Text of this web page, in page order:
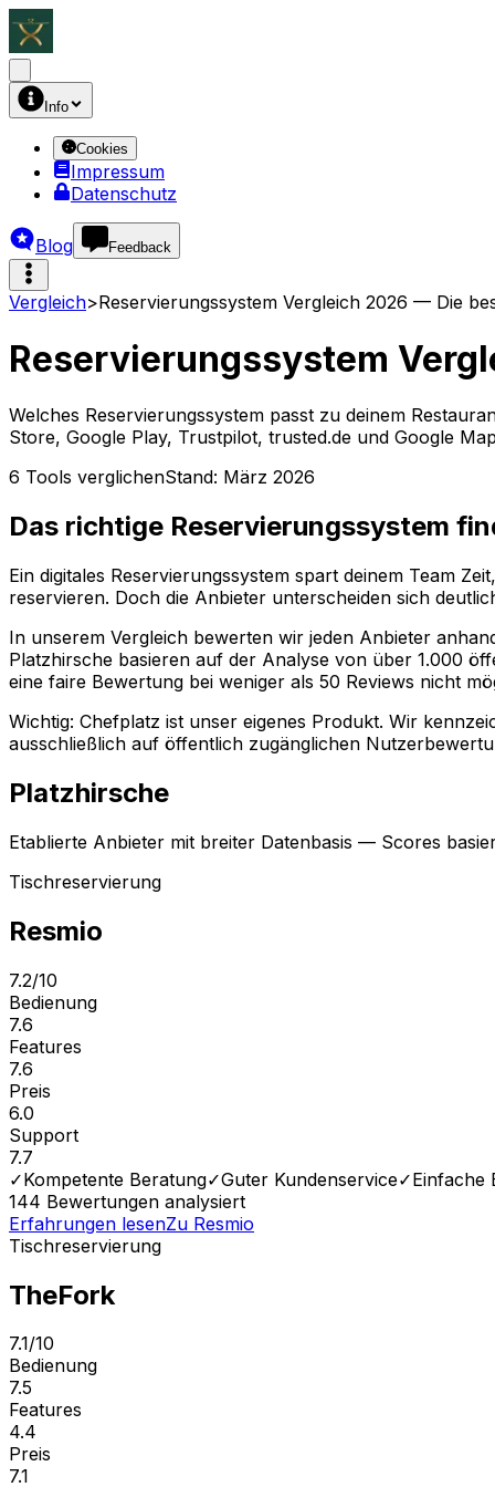
Info
Cookies
Impressum
Datenschutz
Blog Feedback
Vergleich>Reservierungssystem Vergleich 2026 — Die
Reservierungssystem
Welches Reservierungssystem passt zu deinem
Store, Google Play, Trustpilot, trusted.de und Google
6 Tools verglichenStand: März 2026
Das richtige Reservierungssystem
Ein digitales Reservierungssystem spart deinem Team
reservieren. Doch die Anbieter unterscheiden sich
In unserem Vergleich bewerten wir jeden Anbieter
Platzhirsche basieren auf der Analyse von über 1.000
eine faire Bewertung bei weniger als 50 Reviews nicht
Wichtig: Chefplatz ist unser eigenes Produkt. Wir
ausschließlich auf öffentlich zugänglichen
Platzhirsche
Etablierte Anbieter mit breiter Datenbasis — Scores
Tischreservierung
Resmio
7.2/10
Bedienung
7.6
Features
7.6
Preis
6.0
Support
7.7
✓Kompetente Beratung✓Guter Kundenservice✓Einfache
144 Bewertungen analysiert
Erfahrungen lesenZu Resmio
Tischreservierung
TheFork
7.1/10
Bedienung
7.5
Features
4.4
Preis
7.1